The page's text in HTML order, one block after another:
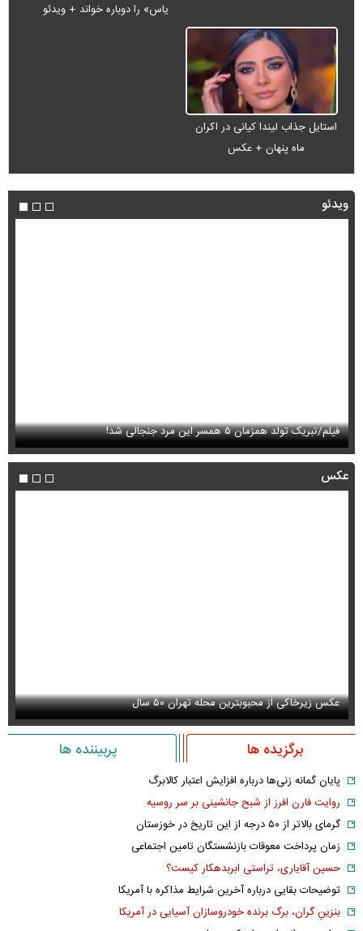
یاس» را دوباره خواند + ویدئو
استایل جذاب لیندا کیانی در اکران
ماه پنهان + عکس
ویدئو
فیلم/تبریک تولد همزمان ۵ همسر این مرد جنجالی شد!
عکس
عکس زیرخاکی از محبوبترین محله تهران ۵۰ سال
برگزیده ها پربیننده ها
پایان گمانه زنی‌ها درباره افزایش اعتبار کالابرگ
روایت فارن افرز از شبح جانشینی بر سر روسیه
گرمای بالاتر از ۵۰ درجه از این تاریخ در خوزستان
زمان پرداخت معوقات بازنشستگان تامین اجتماعی
حسین آقایاری، تراستی ابربدهکار کیست؟
توضیحات بقایی درباره آخرین شرایط مذاکره با آمریکا
بنزینِ گران، برگ برنده خودروسازان آسیایی در آمریکا